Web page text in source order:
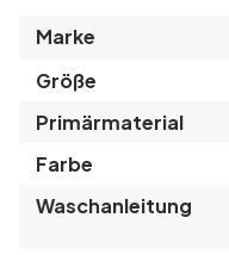
Marke
Größe
Primärmaterial
Farbe
Waschanleitung